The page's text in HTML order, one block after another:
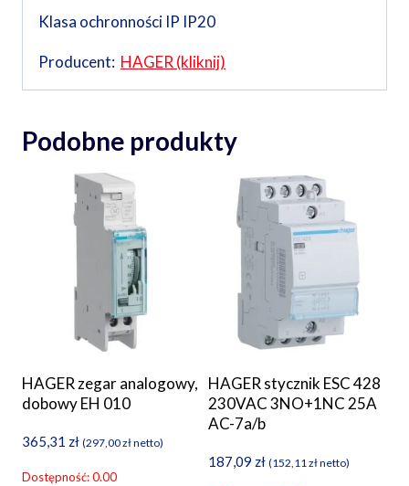
Klasa ochronności IP IP20
Producent: HAGER (kliknij)
Podobne produkty
HAGER zegar analogowy,
dobowy EH 010
365,31 zł (297,00złnetto)
Dostępność: 0.00
HAGER stycznik ESC 428
230VAC 3NO+1NC 25A
AC-7a/b
187,09 zł (152,11złnetto)